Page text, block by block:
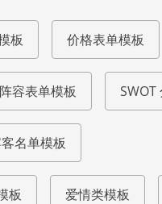
板 价格表单模板
容表单模板 SWOT
名单模板
板 爱情类模板